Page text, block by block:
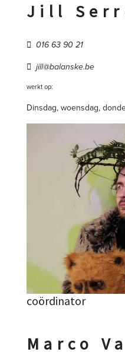
Jill
016 63 90 21
jill@balanske.be
werkt op:
Dinsdag, woensdag,
coördinator
Marco